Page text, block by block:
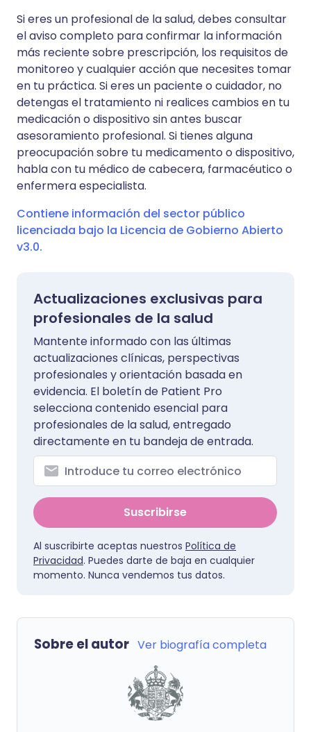
Si eres un profesional de la salud, debes consultar
el aviso completo para confirmar la información
más reciente sobre prescripción, los requisitos de
monitoreo y cualquier acción que necesites tomar
en tu práctica. Si eres un paciente o cuidador, no
detengas el tratamiento ni realices cambios en tu
medicación o dispositivo sin antes buscar
asesoramiento profesional. Si tienes alguna
preocupación sobre tu medicamento o dispositivo,
habla con tu médico de cabecera, farmacéutico o
enfermera especialista.
Contiene información del sector público
licenciada bajo la Licencia de Gobierno Abierto
v3.0.
Actualizaciones exclusivas para
profesionales de la salud
Mantente informado con las últimas
actualizaciones clínicas, perspectivas
profesionales y orientación basada en
evidencia. El boletín de Patient Pro
selecciona contenido esencial para
profesionales de la salud, entregado
directamente en tu bandeja de entrada.
Suscribirse
Al suscribirte aceptas nuestros Política de
Privacidad. Puedes darte de baja en cualquier
momento. Nunca vendemos tus datos.
Sobre el autor Ver biografía completa